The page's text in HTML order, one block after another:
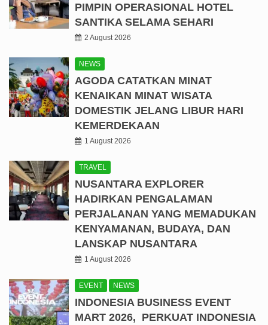
PIMPIN OPERASIONAL HOTEL
SANTIKA SELAMA SEHARI
2 August 2026
NEWS
AGODA CATATKAN MINAT
KENAIKAN MINAT WISATA
DOMESTIK JELANG LIBUR HARI
KEMERDEKAAN
1 August 2026
TRAVEL
NUSANTARA EXPLORER
HADIRKAN PENGALAMAN
PERJALANAN YANG MEMADUKAN
KENYAMANAN, BUDAYA, DAN
LANSKAP NUSANTARA
1 August 2026
EVENT NEWS
INDONESIA BUSINESS EVENT
MART 2026, PERKUAT INDONESIA